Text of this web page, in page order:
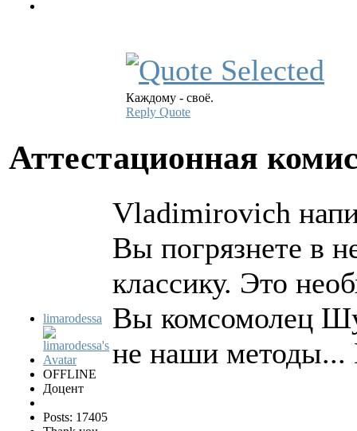
Каждому - своё.
Reply Quote
Аттестационная
limarodessa
OFFLINE
Доцент
Posts: 17405
Vladimirovich
Вы погрязнете в
классику. Это
Вы комсомолец
не наши